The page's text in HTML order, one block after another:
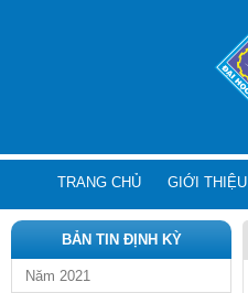
TRANG CHỦ GIỚI THIỆU
BẢN TIN ĐỊNH KỲ
Năm 2021